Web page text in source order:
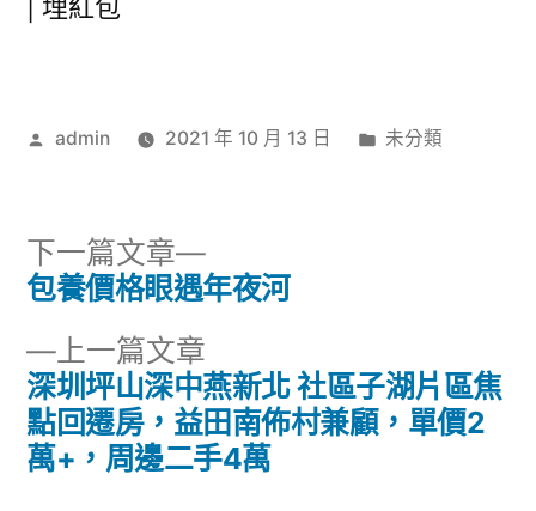
埋紅包
作
admin 2021 年 10 月 13 日
分
未分類
文
章
導
覽
上一篇文章
一
篇
文
深圳坪山深中燕新北 社區子湖片區焦
點回遷房，益田南佈村兼顧，單價2
萬+，周邊二手4萬
下一篇文章
下
一
章:
包養價格眼遇年夜河